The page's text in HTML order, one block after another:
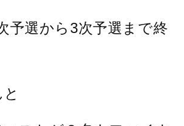
予選から3次予選まで終